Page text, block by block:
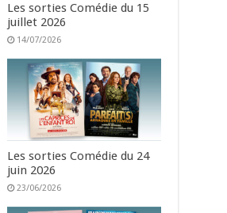
Les sorties Comédie du 15
juillet 2026
14/07/2026
Les sorties Comédie du 24
juin 2026
23/06/2026